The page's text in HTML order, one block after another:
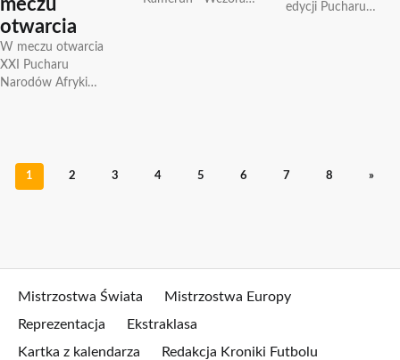
meczu
otwarcia
W meczu otwarcia
XXI Pucharu
Narodów Afryki
zdobył Pierre-
Emerick
edycji Pucharu
1 2 3 4 5 6 7 8 »
Mistrzostwa Świata
Mistrzostwa Europy
Reprezentacja
Ekstraklasa
Kartka z kalendarza
Redakcja Kroniki Futbolu